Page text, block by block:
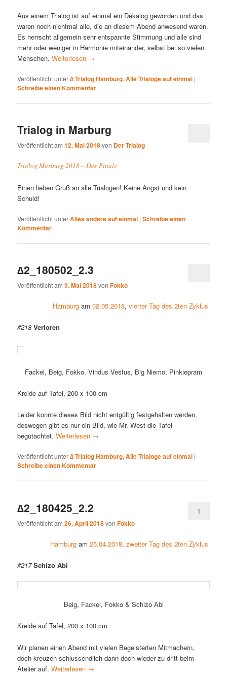
Aus einem Trialog ist auf einmal ein Dekalog geworden und das
waren noch nichtmal alle, die an diesem Abend anwesend waren.
Es herrscht allgemein sehr entspannte Stimmung und alle sind
mehr oder weniger in Harmonie miteinander, selbst bei so vielen
Menschen. Weiterlesen →
Veröffentlicht unter∆ Trialog Hamburg,Alle Trialoge auf einmal |
Schreibe einen Kommentar
Trialog in Marburg
Veröffentlicht am12. Mai 2018von Der Trialog
Trialog Marburg 2018 – Das Finale
Einen lieben Gruß an alle Trialogen! Keine Angst und kein
Schuld!
Veröffentlicht unterAlles andere auf einmal |Schreibe einen
Kommentar
∆2_180502_2.3
Veröffentlicht am3. Mai 2018vonFokko
Hamburgam 02.05.2018, vierter Tag des 2ten Zyklus‘
#218 Verloren
Fackel, Beig, Fokko, Vindus Vestus, Big Niemo, Pinkiepram
Kreide auf Tafel, 200 x 100 cm
Leider konnte dieses Bild nicht entgültig festgehalten werden,
deswegen gibt es nur ein Bild, wie Mr. West die Tafel
begutachtet.Weiterlesen →
Veröffentlicht unter∆ Trialog Hamburg,Alle Trialoge auf einmal |
Schreibe einen Kommentar
∆2_180425_2.2
Veröffentlicht am26. April 2018vonFokko
1
Hamburgam 25.04.2018, zweiter Tag des 2ten Zyklus‘
#217 Schizo Abi
Beig, Fackel, Fokko & Schizo Abi
Kreide auf Tafel, 200 x 100 cm
Wir planen einen Abend mit vielen Begeisterten Mitmachern,
doch kreuzen schlussendlich dann doch wieder zu dritt beim
Atelier auf.Weiterlesen →